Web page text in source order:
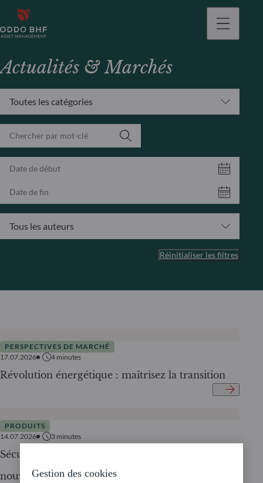
Actualités & Marchés
Toutes les catégories
Tous les auteurs
Réinitialiser les filtres
PERSPECTIVES DE MARCHÉ
17.07.2026
4 minutes
Révolution énergétique : maîtrisez la transition
PRODUITS
14.07.2026
3 minutes
Sécurité énergétique et électrification – un
nouvel impératif géopolitique
Gestion des cookies